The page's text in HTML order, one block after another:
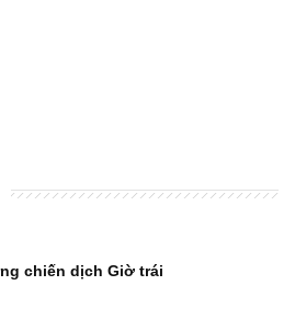
chiến dịch Giờ trái